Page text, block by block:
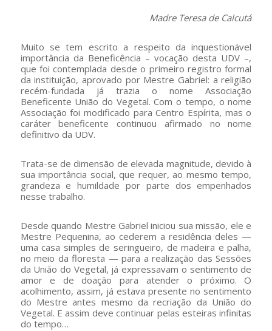
Madre Teresa de Calcutá
Muito se tem escrito a respeito da inquestionável
importância da Beneficência – vocação desta UDV –,
que foi contemplada desde o primeiro registro formal
da instituição, aprovado por Mestre Gabriel: a religião
recém-fundada já trazia o nome Associação
Beneficente União do Vegetal. Com o tempo, o nome
Associação foi modificado para Centro Espírita, mas o
caráter beneficente continuou afirmado no nome
definitivo da UDV.
Trata-se de dimensão de elevada magnitude, devido à
sua importância social, que requer, ao mesmo tempo,
grandeza e humildade por parte dos empenhados
nesse trabalho.
Desde quando Mestre Gabriel iniciou sua missão, ele e
Mestre Pequenina, ao cederem a residência deles —
uma casa simples de seringueiro, de madeira e palha,
no meio da floresta — para a realização das Sessões
da União do Vegetal, já expressavam o sentimento de
amor e de doação para atender o próximo. O
acolhimento, assim, já estava presente no sentimento
do Mestre antes mesmo da recriação da União do
Vegetal. E assim deve continuar pelas esteiras infinitas
do tempo…